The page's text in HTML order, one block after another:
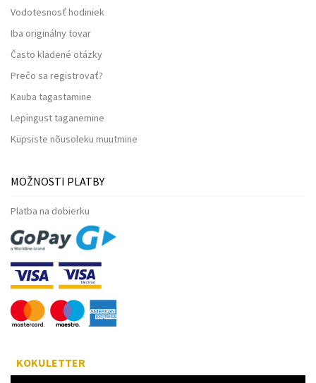
Vodotesnosť hodiniek
Iba originálny tovar
Často kladené otázky
Prečo sa registrovať?
Kauba tagastamine
Lepingust taganemine
Küpsiste nõusoleku muutmine
MOŽNOSTI PLATBY
Platba na dobierku
KOKULETTER